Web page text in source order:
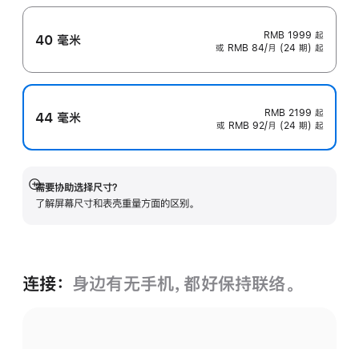
40 毫米 RMB 1999 起
或 RMB 84/月 (24 期) 起
44 毫米 RMB 2199 起
或 RMB 92/月 (24 期) 起
需要协助选择尺寸？
了解屏幕尺寸和表壳重量方面的区别。
展
开
连接： 身边有无手机，都好保持联络。